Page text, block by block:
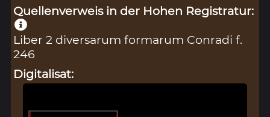
Quellenverweis in der Hohen Registratur:
Liber 2 diversarum formarum Conradi f.
246
Digitalisat: